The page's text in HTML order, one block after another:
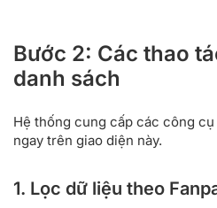
Bước 2: Các thao
danh sách
Hệ thống cung cấp các công
ngay trên giao diện này.
1. Lọc dữ liệu theo